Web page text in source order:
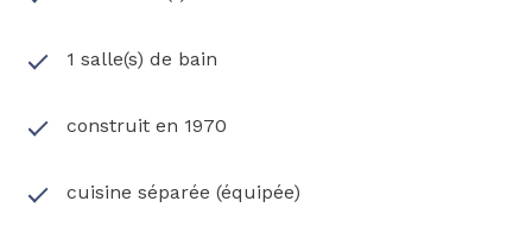
1 salle(s) de bain
construit en 1970
cuisine séparée (équipée)